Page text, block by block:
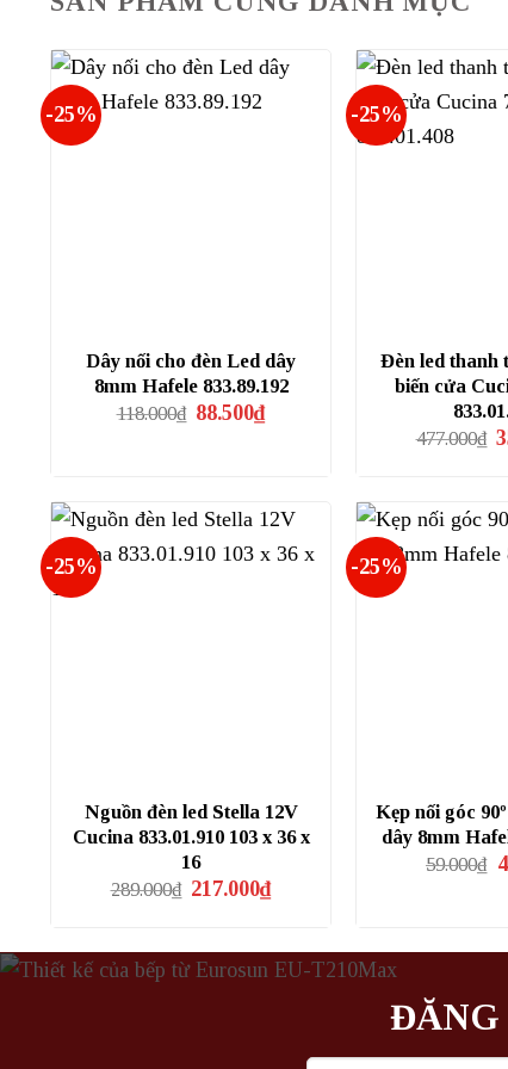
-25%
Dây nối cho đèn Led dây
8mm Hafele 833.89.192
118.000₫ Giá
88.500₫Giá
hiện
-25%
Đèn led thanh
biến cửa
477.000₫
-25%
Nguồn đèn led Stella 12V
Cucina 833.01.910 103 x 36 x
16
289.000₫ Giá
217.000₫Giá
hiện
217.000₫.
-25%
Kẹp nối góc
dây 8mm
59.000₫